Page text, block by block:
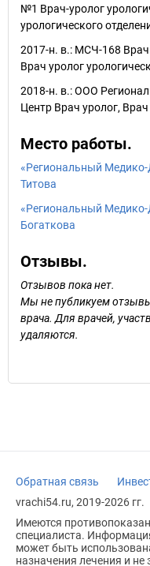
№1 Врач-уролог
урологического
2017-н. в.: МСЧ-168 Врач
Врач уролог
2018-н. в.: ООО
Центр Врач уролог, Врач
Место работы.
«Региональный Медико-
Титова
«Региональный Медико-
Богаткова
Отзывы.
Отзывов пока нет.
Мы не публикуем отзывы
врача. Для врачей,
удаляются.
Обратная связь
vrachi54.ru, 2019-2026 гг.
Имеются
специалиста.
может быть
назначения лечения и